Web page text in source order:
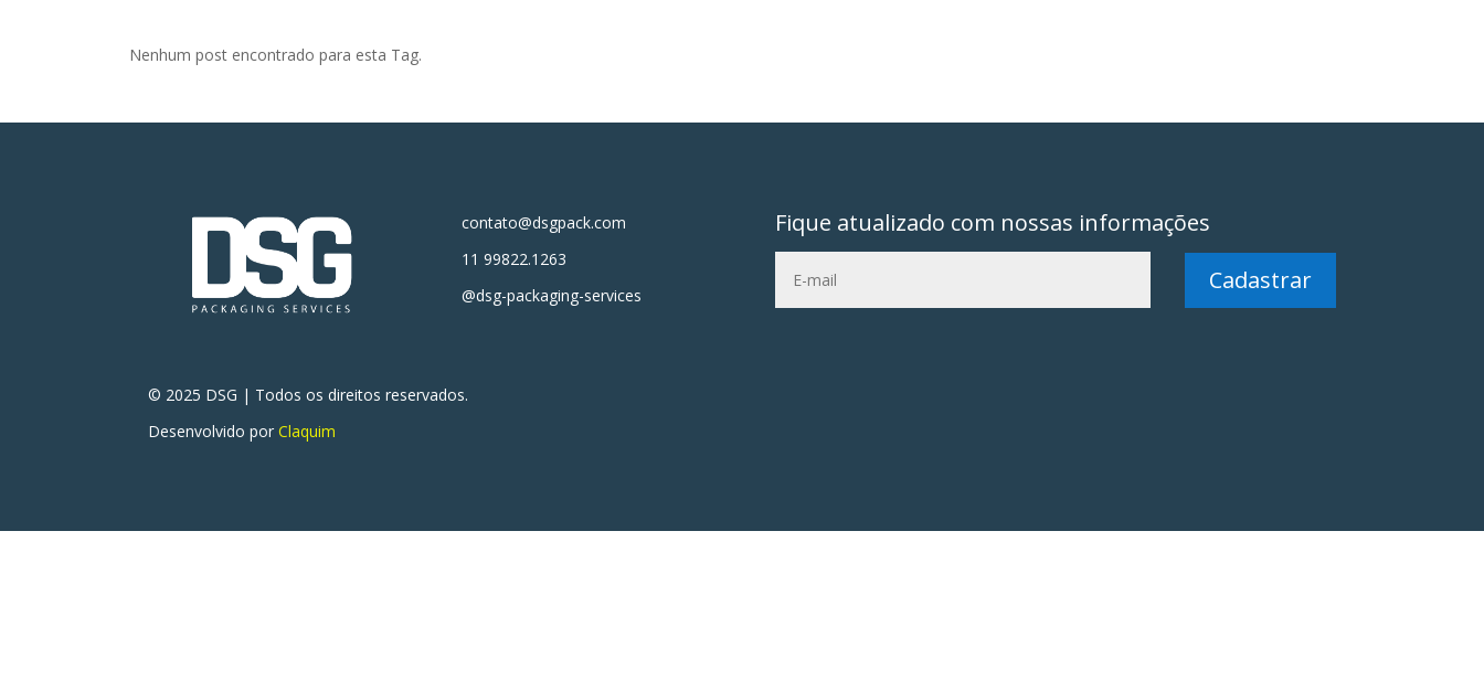
Nenhum post encontrado para esta Tag.
contato@dsgpack.com
11 99822.1263
@dsg-packaging-services
Fique atualizado com nossas informações
Cadastrar
© 2025 DSG | Todos os direitos reservados.
Desenvolvido porClaquim